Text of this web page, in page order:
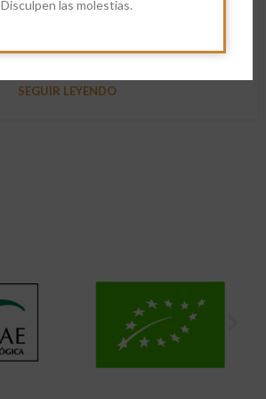
Disculpen las molestias.
NimioEstudio
SEGUIR LEYENDO